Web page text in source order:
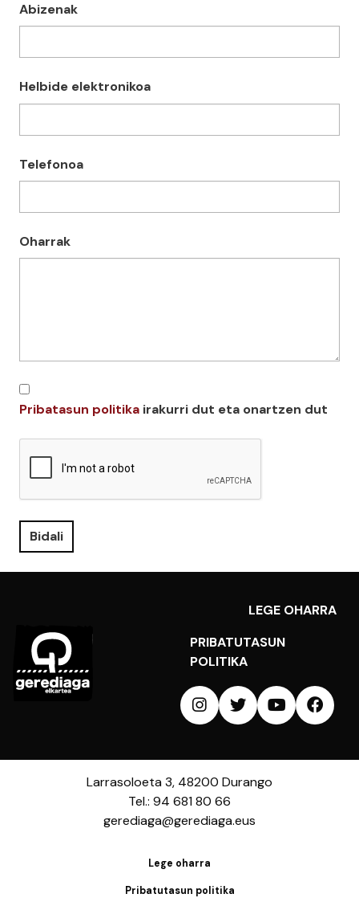
Abizenak
Helbide elektronikoa
Telefonoa
Oharrak
Pribatasun politika irakurri dut eta onartzen dut
Bidali
LEGE OHARRA
PRIBATUTASUN
POLITIKA
Larrasoloeta 3, 48200 Durango
Tel.: 94 681 80 66
gerediaga@gerediaga.eus
Lege oharra
Pribatutasun politika